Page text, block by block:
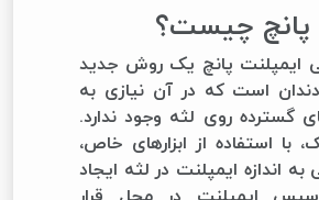
پانچ چیست؟
ایمپلنت پانچ یک روش جدید
است که در آن نیازی به
گسترده روی لثه وجود ندارد.
با استفاده از ابزارهای خاص،
اندازه ایمپلنت در لثه ایجاد